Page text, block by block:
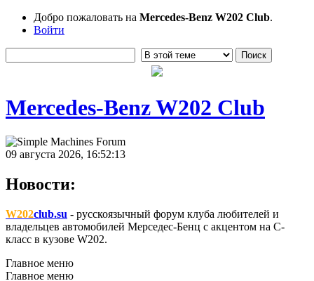
Добро пожаловать на Mercedes-Benz W202 Club.
Войти
Mercedes-Benz W202 Club
09 августа 2026, 16:52:13
Новости:
W202club.su - русскоязычный форум клуба любителей и
владельцев автомобилей Мерседес-Бенц с акцентом на C-
класс в кузове W202.
Главное меню
Главное меню